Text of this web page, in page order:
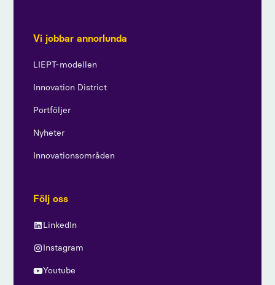
Vi jobbar annorlunda
LIEPT-modellen
Innovation District
Portföljer
Nyheter
Innovationsområden
Följ oss
LinkedIn
Instagram
Youtube